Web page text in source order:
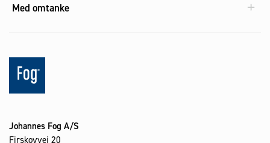
Med omtanke
Johannes Fog A/S
Firskovvej 20